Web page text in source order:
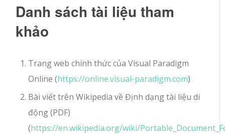
Danh sách tài liệu tham
khảo
Trang web chính thức của Visual Paradigm
Online (https://online.visual-paradigm.com)
Bài viết trên Wikipedia về Định dạng tài liệu di
động (PDF)
(https://en.wikipedia.org/wiki/